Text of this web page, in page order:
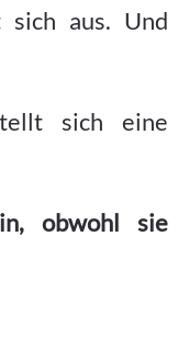
sich aus. Und
sich eine
obwohl sie